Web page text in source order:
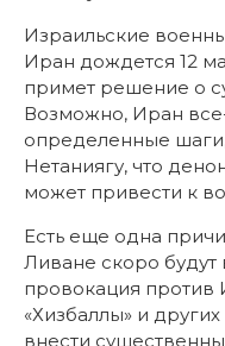
Израильские
Иран дождется 12
примет решение о
Возможно, Иран
определенные
Нетаниягу, что
может привести к
Есть еще одна
Ливане скоро
провокация против
«Хизбаллы» и
внести